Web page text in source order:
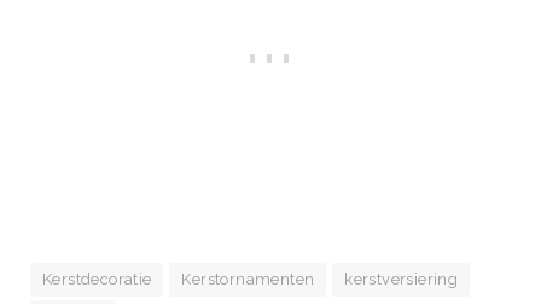
Kerstdecoratie Kerstornamenten kerstversiering